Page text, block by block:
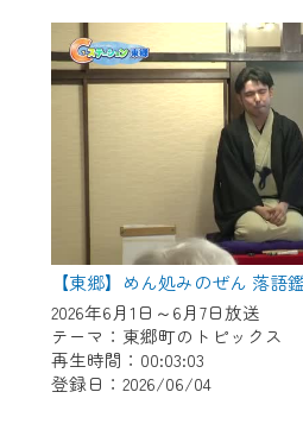
【東郷】めん処みのぜん 落語
2026年6月1日～6月7日放送
テーマ：東郷町のトピックス
再生時間：00:03:03
登録日：2026/06/04
作業の間は、
テナンス中」になり、ご
ん。
ご不便をおかけいたしま
よろしくお願いいたしま